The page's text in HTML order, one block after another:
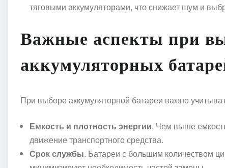
тяговыми аккумуляторами, что снижает шум и
Важные аспекты при
аккумуляторных
При выборе аккумуляторной батареи важно
Емкость и плотность энергии. Чем выше
движение транспортного средства.
Срок службы. Батареи с большим количеством